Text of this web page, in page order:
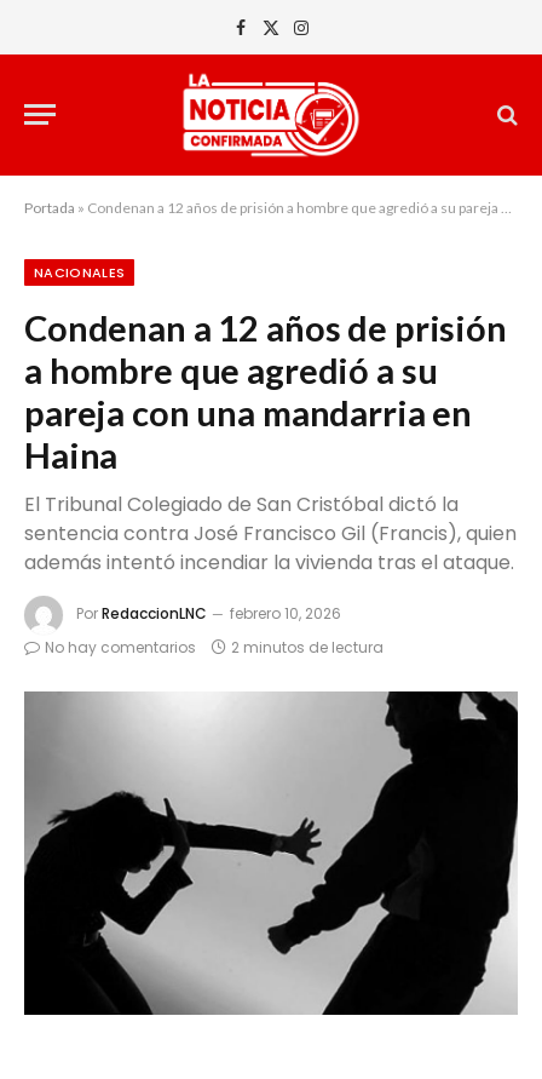
Facebook
X
Instagram
Portada » Condenan a 12 años de prisión a hombre que agredió a su pareja con una mandarria en Haina
NACIONALES
Condenan a 12 años de prisión
a hombre que agredió a su
pareja con una mandarria en
Haina
El Tribunal Colegiado de San Cristóbal dictó la
sentencia contra José Francisco Gil (Francis), quien
además intentó incendiar la vivienda tras el ataque.
PorRedaccionLNC
febrero 10, 2026
No hay comentarios
2 minutos de lectura